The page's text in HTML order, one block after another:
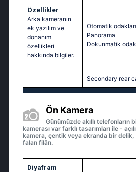
Özellikler
Arka kameranın
ek yazılım ve
donanım
özellikleri
hakkında bilgiler.
Otomatik
Panorama
Dokunmatik
Secondary rear
Ön Kamera
Günümüzde akıllı telefonların
kamerası var farklı tasarımları ile -
kamera, çentik veya ekranda bir delik,
falan filân.
Diyafram